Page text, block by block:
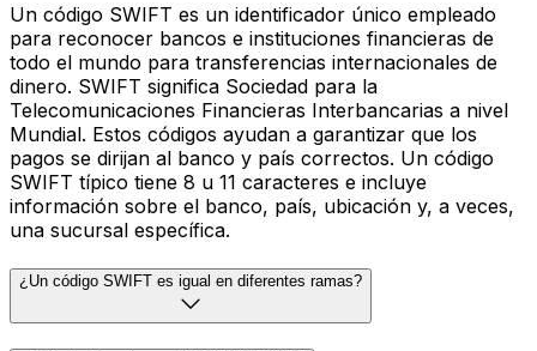
Un código SWIFT es un identificador único empleado
para reconocer bancos e instituciones financieras de
todo el mundo para transferencias internacionales de
dinero. SWIFT significa Sociedad para la
Telecomunicaciones Financieras Interbancarias a nivel
Mundial. Estos códigos ayudan a garantizar que los
pagos se dirijan al banco y país correctos. Un código
SWIFT típico tiene 8 u 11 caracteres e incluye
información sobre el banco, país, ubicación y, a veces,
una sucursal específica.
¿Un código SWIFT es igual en diferentes ramas?